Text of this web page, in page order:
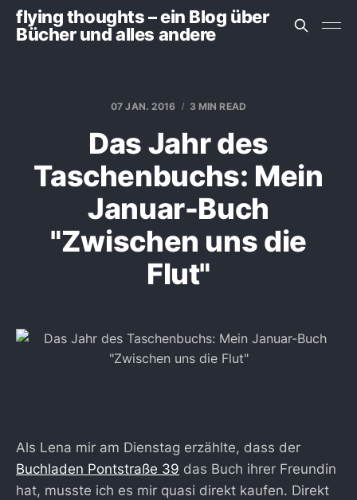
flying thoughts – ein Blog über
Bücher und alles andere
07 JAN. 2016 3 MIN READ
Das Jahr des
Taschenbuchs: Mein
Januar-Buch
"Zwischen uns die
Flut"
Als Lena mir am Dienstag erzählte, dass der
Buchladen Pontstraße 39 das Buch ihrer Freundin
hat, musste ich es mir quasi direkt kaufen. Direkt